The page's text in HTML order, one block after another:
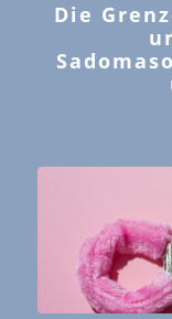
Die